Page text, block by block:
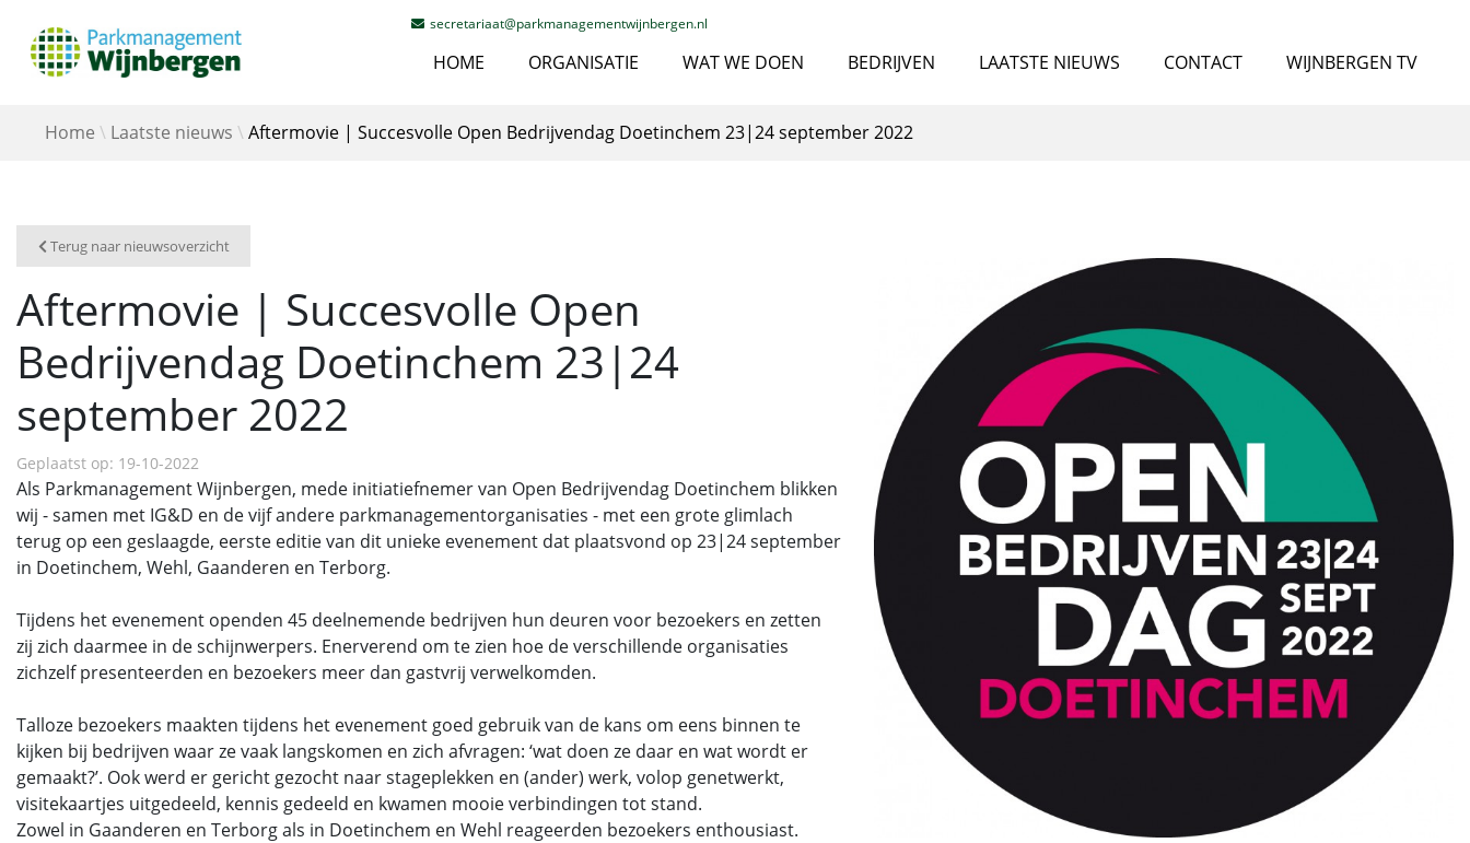
secretariaat@parkmanagementwijnbergen.nl
HOME ORGANISATIE WAT WE DOEN BEDRIJVEN LAATSTE NIEUWS CONTACT WIJNBERGEN TV
Home Laatste nieuws Aftermovie | Succesvolle Open Bedrijvendag Doetinchem 23|24 september 2022
Terug naar nieuwsoverzicht
Aftermovie | Succesvolle Open
Bedrijvendag Doetinchem 23|24
september 2022
Geplaatst op: 19-10-2022
Als Parkmanagement Wijnbergen, mede initiatiefnemer van Open Bedrijvendag Doetinchem blikken
wij - samen met IG&D en de vijf andere parkmanagementorganisaties - met een grote glimlach
terug op een geslaagde, eerste editie van dit unieke evenement dat plaatsvond op 23|24 september
in Doetinchem, Wehl, Gaanderen en Terborg.
Tijdens het evenement openden 45 deelnemende bedrijven hun deuren voor bezoekers en zetten
zij zich daarmee in de schijnwerpers. Enerverend om te zien hoe de verschillende organisaties
zichzelf presenteerden en bezoekers meer dan gastvrij verwelkomden.
Talloze bezoekers maakten tijdens het evenement goed gebruik van de kans om eens binnen te
kijken bij bedrijven waar ze vaak langskomen en zich afvragen: ‘wat doen ze daar en wat wordt er
gemaakt?’. Ook werd er gericht gezocht naar stageplekken en (ander) werk, volop genetwerkt,
visitekaartjes uitgedeeld, kennis gedeeld en kwamen mooie verbindingen tot stand.
Zowel in Gaanderen en Terborg als in Doetinchem en Wehl reageerden bezoekers enthousiast.